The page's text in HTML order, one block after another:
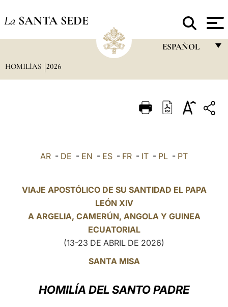
La SANTA SEDE
ESPAÑOL
ITALIANO
POLSKI
LATINE
HOMILÍAS 2026
AR - DE - EN - ES - FR - IT - PL - PT
VIAJE APOSTÓLICO DE SU SANTIDAD EL PAPA
LEÓN XIV
A ARGELIA, CAMERÚN, ANGOLA Y GUINEA
ECUATORIAL
(13-23 DE ABRIL DE 2026)
SANTA MISA
HOMILÍA DEL SANTO PADRE